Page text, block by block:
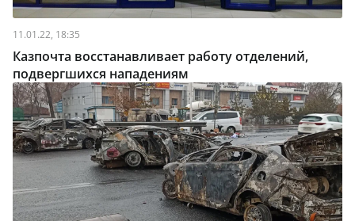
11.01.22, 18:35
Казпочта восстанавливает работу отделений,
подвергшихся нападениям